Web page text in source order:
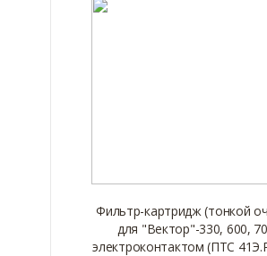
Фильтр-картридж (тонкой
для "Вектор"-330, 600,
электроконтактом (ПТС